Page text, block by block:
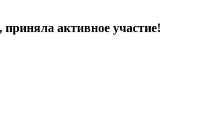
активное участие!